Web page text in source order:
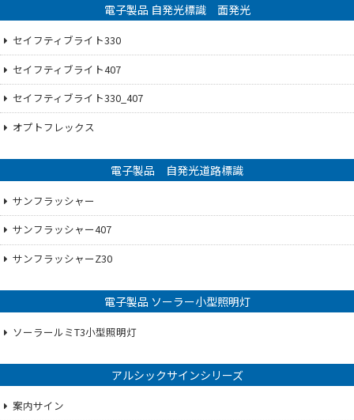
電子製品 自発光標識 面発光
セイフティブライト330
セイフティブライト407
セイフティブライト330_407
オプトフレックス
電子製品 自発光道路標識
サンフラッシャー
サンフラッシャー407
サンフラッシャーZ30
電子製品 ソーラー小型照明灯
ソーラールミT3小型照明灯
アルシックサインシリーズ
案内サイン